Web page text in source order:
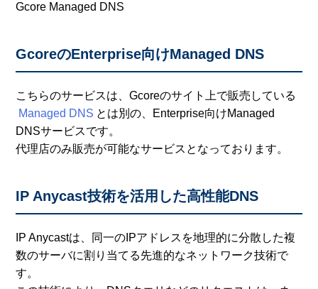
Gcore Managed DNS
GcoreのEnterprise向けManaged DNS
こちらのサービスは、Gcoreのサイト上で販売している
Managed DNS とは別の、Enterprise向けManaged
DNSサービスです。
代理店のみ販売が可能なサービスとなっております。
IP Anycast技術を活用した高性能DNS
IP Anycastは、同一のIPアドレスを地理的に分散した複
数のサーバに割り当てる先進的なネットワーク技術で
す。